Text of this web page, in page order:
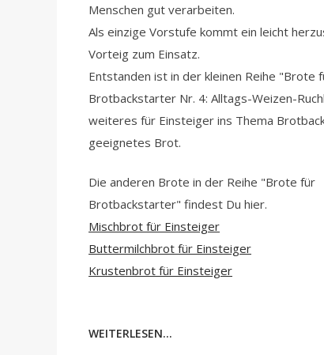
Menschen gut verarbeiten.
Als einzige Vorstufe kommt ein leicht
Vorteig zum Einsatz.
Entstanden ist in der kleinen Reihe "Brote
Brotbackstarter Nr. 4: Alltags-Weizen-
weiteres für Einsteiger ins Thema
geeignetes Brot.
Die anderen Brote in der Reihe "Brote für
Brotbackstarter" findest Du hier.
Mischbrot für Einsteiger
Buttermilchbrot für Einsteiger
Krustenbrot für Einsteiger
WEITERLESEN...